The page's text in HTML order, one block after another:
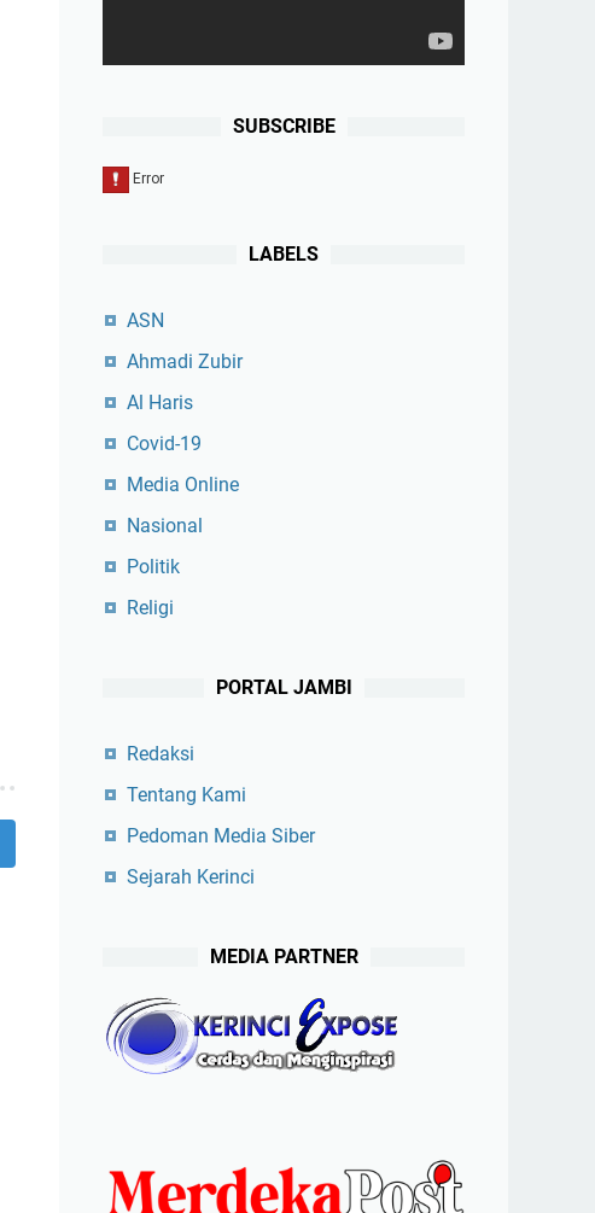
SUBSCRIBE
LABELS
ASN
Ahmadi Zubir
Al Haris
Covid-19
Media Online
Nasional
Politik
Religi
PORTAL JAMBI
Redaksi
Tentang Kami
Pedoman Media Siber
Sejarah Kerinci
MEDIA PARTNER